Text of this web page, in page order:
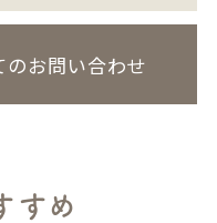
のお問い合わせ
すめ